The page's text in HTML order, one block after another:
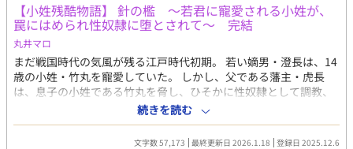
【小姓残酷物語】 針の檻 〜若君に寵愛される小姓が、
罠にはめられ性奴隷に堕とされて〜 完結
丸井マロ
まだ戦国時代の気風が残る江戸時代初期。 若い嫡男・澄長は、14
歳の小姓・竹丸を寵愛していた。 しかし、父である藩主・虎長
は、息子の小姓である竹丸を脅し、ひそかに性奴隷として調教、
弄び、『針の檻』と呼ばれる究極の生き地獄に突き落とそうとす
る。 父の毒牙から、澄長は最愛の少年を助け出すことが出来るか
──。 完結しました。 受けが屈辱的で痛い目に遭う、かわいそう
続きを読む
文字数 57,173 最終更新日 2026.1.18 登録日 2025.12.6